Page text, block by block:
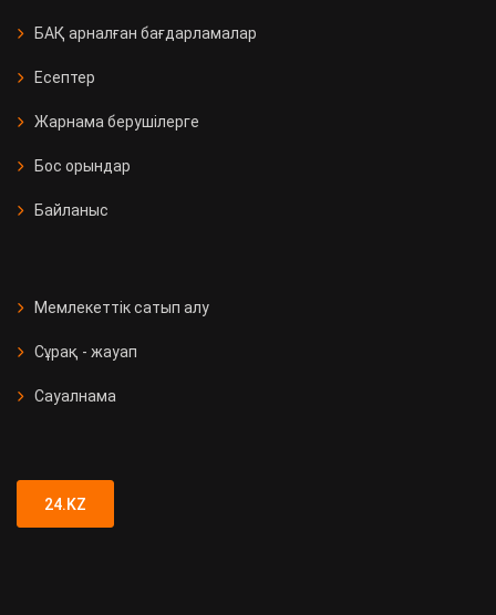
БАҚ арналған бағдарламалар
Есептер
Жарнама берушілерге
Бос орындар
Байланыс
Мемлекеттік сатып алу
Сұрақ - жауап
Сауалнама
24.KZ